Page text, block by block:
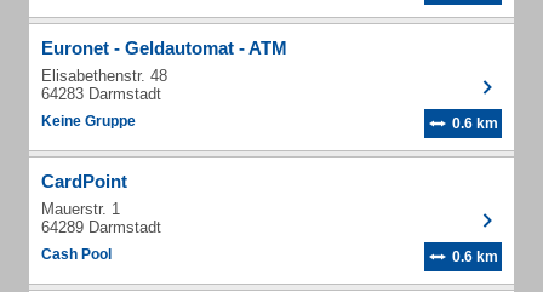
Euronet - Geldautomat - ATM
Elisabethenstr. 48
64283 Darmstadt
Keine Gruppe 0.6 km
CardPoint
Mauerstr. 1
64289 Darmstadt
Cash Pool 0.6 km